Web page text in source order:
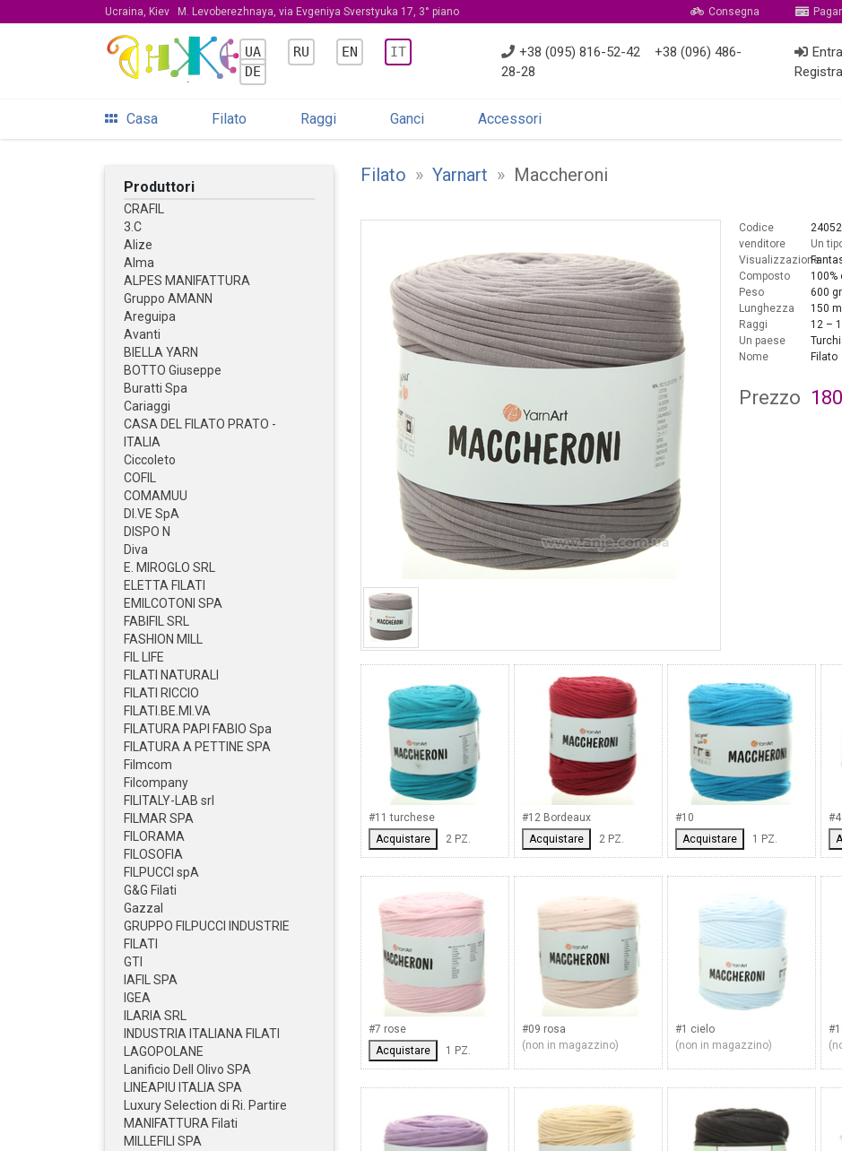
Ucraina, Kiev M. Levoberezhnaya, via Evgeniya Sverstyuka 17, 3° piano Consegna
UA RU EN
IT
DE
+38 (095) 816-52-42
+38 (096) 486-
28-28
Casa Filato Raggi Ganci Accessori
Produttori
CRAFIL
3.C
Alize
Alma
ALPES MANIFATTURA
Gruppo AMANN
Areguipa
Avanti
BIELLA YARN
BOTTO Giuseppe
Buratti Spa
Cariaggi
CASA DEL FILATO PRATO -
ITALIA
Ciccoleto
COFIL
COMAMUU
DI.VE SpA
DISPO N
Diva
E. MIROGLO SRL
ELETTA FILATI
EMILCOTONI SPA
FABIFIL SRL
FASHION MILL
FIL LIFE
FILATI NATURALI
FILATI RICCIO
FILATI.BE.MI.VA
FILATURA PAPI FABIO Spa
FILATURA A PETTINE SPA
Filmcom
Filcompany
FILITALY-LAB srl
FILMAR SPA
FILORAMA
FILOSOFIA
FILPUCCI spA
G&G Filati
Gazzal
GRUPPO FILPUCCI INDUSTRIE
FILATI
GTI
IAFIL SPA
IGEA
ILARIA SRL
INDUSTRIA ITALIANA FILATI
LAGOPOLANE
Lanificio Dell Olivo SPA
LINEAPIU ITALIA SPA
Luxury Selection di Ri. Partire
MANIFATTURA Filati
MILLEFILI SPA
Filato » Yarnart » Maccheroni
Codice
venditore
Un
Visualizzazione
Composto
100%
Peso
600 gr
Lunghezza
150 m
Raggi
12 –
Un paese
Nome
Filato
Prezzo
#11 turchese
Acquistare
2 PZ.
#12 Bordeaux
Acquistare
2 PZ.
#10
Acquistare
1 PZ.
#7 rose
Acquistare
1 PZ.
#09 rosa
(non in magazzino)
#1 cielo
(non in magazzino)